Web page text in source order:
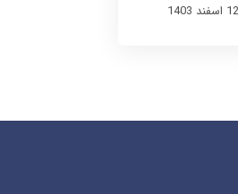
12 اسفند 1403